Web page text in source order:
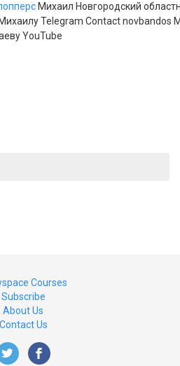
Михаил Новгородский
Михаилу Telegram Contact novbandos
YouTube
Courses
Subscribe
About Us
Contact Us